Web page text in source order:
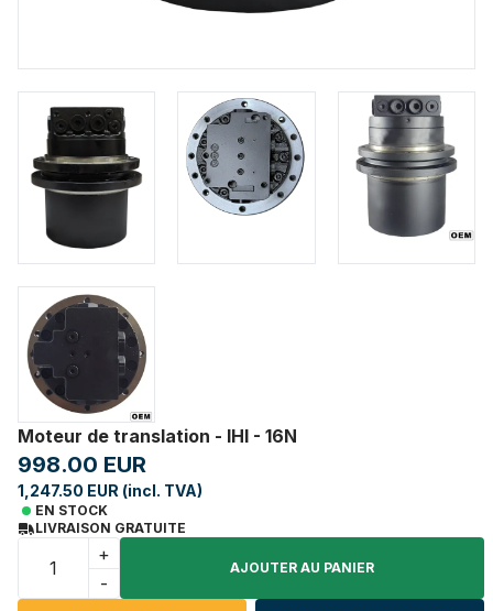
Moteur de translation - IHI - 16N
998.00 EUR
1,247.50 EUR (incl. TVA)
EN STOCK
LIVRAISON GRATUITE
+
-
AJOUTER AU PANIER